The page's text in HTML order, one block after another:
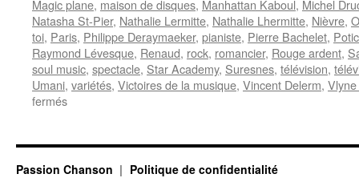
Magic plane, maison de disques, Manhattan Kaboul, Michel
Natasha St-Pier, Nathalie Lermitte, Nathalie Lhermitte, Nièvre,
toi, Paris, Philippe Deraymaeker, pianiste, Pierre Bachelet,
Raymond Lévesque, Renaud, rock, romancier, Rouge ardent,
soul music, spectacle, Star Academy, Suresnes, télévision,
Umani, variétés, Victoires de la musique, Vincent Delerm,
ferméssur
Passion Chanson Politique de confidentialité